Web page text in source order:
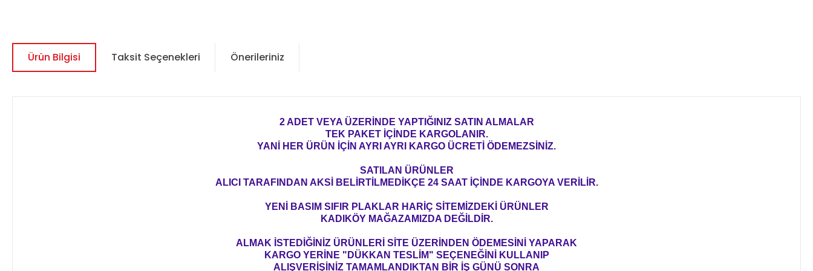
Ürün Bilgisi Taksit Seçenekleri Önerileriniz
2 ADET VEYA ÜZERİNDE YAPTIĞINIZ SATIN ALMALAR
TEK PAKET İÇİNDE KARGOLANIR.
YANİ HER ÜRÜN İÇİN AYRI AYRI KARGO ÜCRETİ ÖDEMEZSİNİZ.
SATILAN ÜRÜNLER
ALICI TARAFINDAN AKSİ BELİRTİLMEDİKÇE 24 SAAT İÇİNDE KARGOYA VERİLİR.
YENİ BASIM SIFIR PLAKLAR HARİÇ SİTEMİZDEKİ ÜRÜNLER
KADIKÖY MAĞAZAMIZDA DEĞİLDİR.
ALMAK İSTEDİĞİNİZ ÜRÜNLERİ SİTE ÜZERİNDEN ÖDEMESİNİ YAPARAK
KARGO YERİNE "DÜKKAN TESLİM" SEÇENEĞİNİ KULLANIP
ALIŞVERİŞİNİZ TAMAMLANDIKTAN BİR İŞ GÜNÜ SONRA